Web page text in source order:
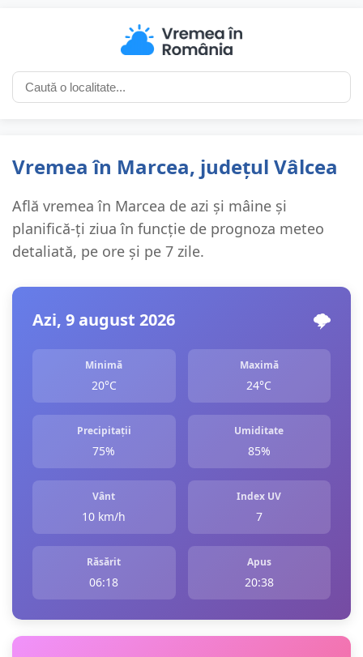
Vremea în Marcea, județul Vâlcea
Află vremea în Marcea de azi și mâine și
planifică-ți ziua în funcție de prognoza meteo
detaliată, pe ore și pe 7 zile.
Azi, 9 august 2026 🌩️
Minimă
20°C
Maximă
24°C
Precipitații
75%
Umiditate
85%
Vânt
10 km/h
Index UV
7
Răsărit
06:18
Apus
20:38